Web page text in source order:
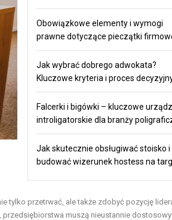
Obowiązkowe elementy i wymogi
prawne dotyczące pieczątki
Jak wybrać dobrego adwokata?
Kluczowe kryteria i proces
Falcerki i bigówki – kluczowe
introligatorskie dla branży
Jak skutecznie obsługiwać stoisko i
budować wizerunek hostess na
tylko przetrwać, ale także zdobyć pozycję
przedsiębiorstwa muszą nieustannie